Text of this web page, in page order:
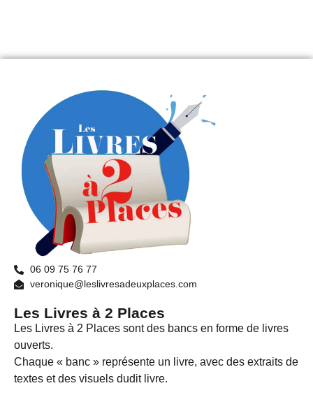
06 09 75 76 77
veronique@leslivresadeuxplaces.com
Les Livres à 2 Places
Les Livres à 2 Places sont des bancs en forme de livres
ouverts.
Chaque « banc » représente un livre, avec des extraits de
textes et des visuels dudit livre.